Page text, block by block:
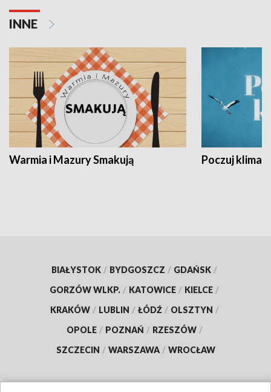
INNE
Warmia i Mazury Smakują Poczuj klimat
BIAŁYSTOK / BYDGOSZCZ / GDAŃSK /
GORZÓW WLKP. / KATOWICE / KIELCE /
KRAKÓW / LUBLIN / ŁÓDŹ / OLSZTYN /
OPOLE / POZNAŃ / RZESZÓW /
SZCZECIN / WARSZAWA / WROCŁAW